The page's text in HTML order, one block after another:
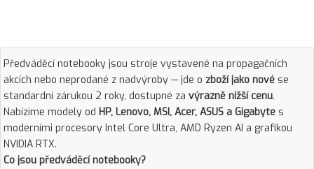
Předváděcí notebooky jsou stroje vystavené na propagačních
akcích nebo neprodané z nadvýroby — jde o zboží jako nové se
standardní zárukou 2 roky, dostupné za výrazně nižší cenu.
Nabízíme modely od HP, Lenovo, MSI, Acer, ASUS a Gigabyte s
moderními procesory Intel Core Ultra, AMD Ryzen AI a grafikou
NVIDIA RTX.
Co jsou předváděcí notebooky?